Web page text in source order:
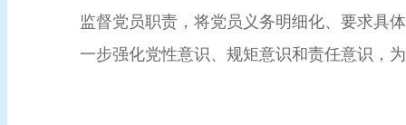
监督党员职责，将党员义务明细化、要求具
一步强化党性意识、规矩意识和责任意识，